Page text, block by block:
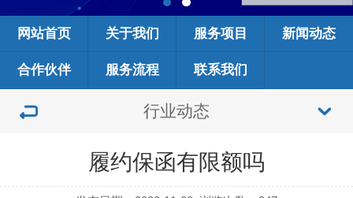
网站首页 关于我们 服务项目 新闻动态
合作伙伴 服务流程 联系我们
行业动态
履约保函有限额吗